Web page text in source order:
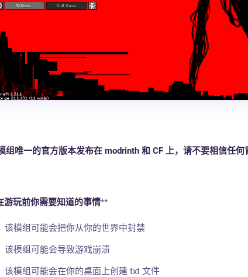
组唯一的官方版本发布在 modrinth 和 CF 上，请不要相信任何
游玩前你需要知道的事情**
该模组可能会把你从你的世界中封禁
该模组可能会导致游戏崩溃
该模组可能会在你的桌面上创建 txt 文件